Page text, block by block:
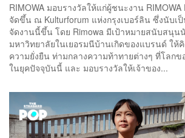
RIMOWA มอบรางวัลให้แก่ผู้ชนะงาน RIMOWA
จัดขึ้น ณ Kulturforum แห่งกรุงเบอร์ลิน ซึ่งนับเ
จัดงานนี้ขึ้น โดย Rimowa มีเป้าหมายสนับสนุน
มหาวิทยาลัยในเยอรมนีบ้านเกิดของแบรนด์ ให้
ความยั่งยืน ท่ามกลางความท้าทายต่างๆ ที่โลกข
ในยุคปัจจุบันนี้ และ มอบรางวัลให้เจ้าของ...